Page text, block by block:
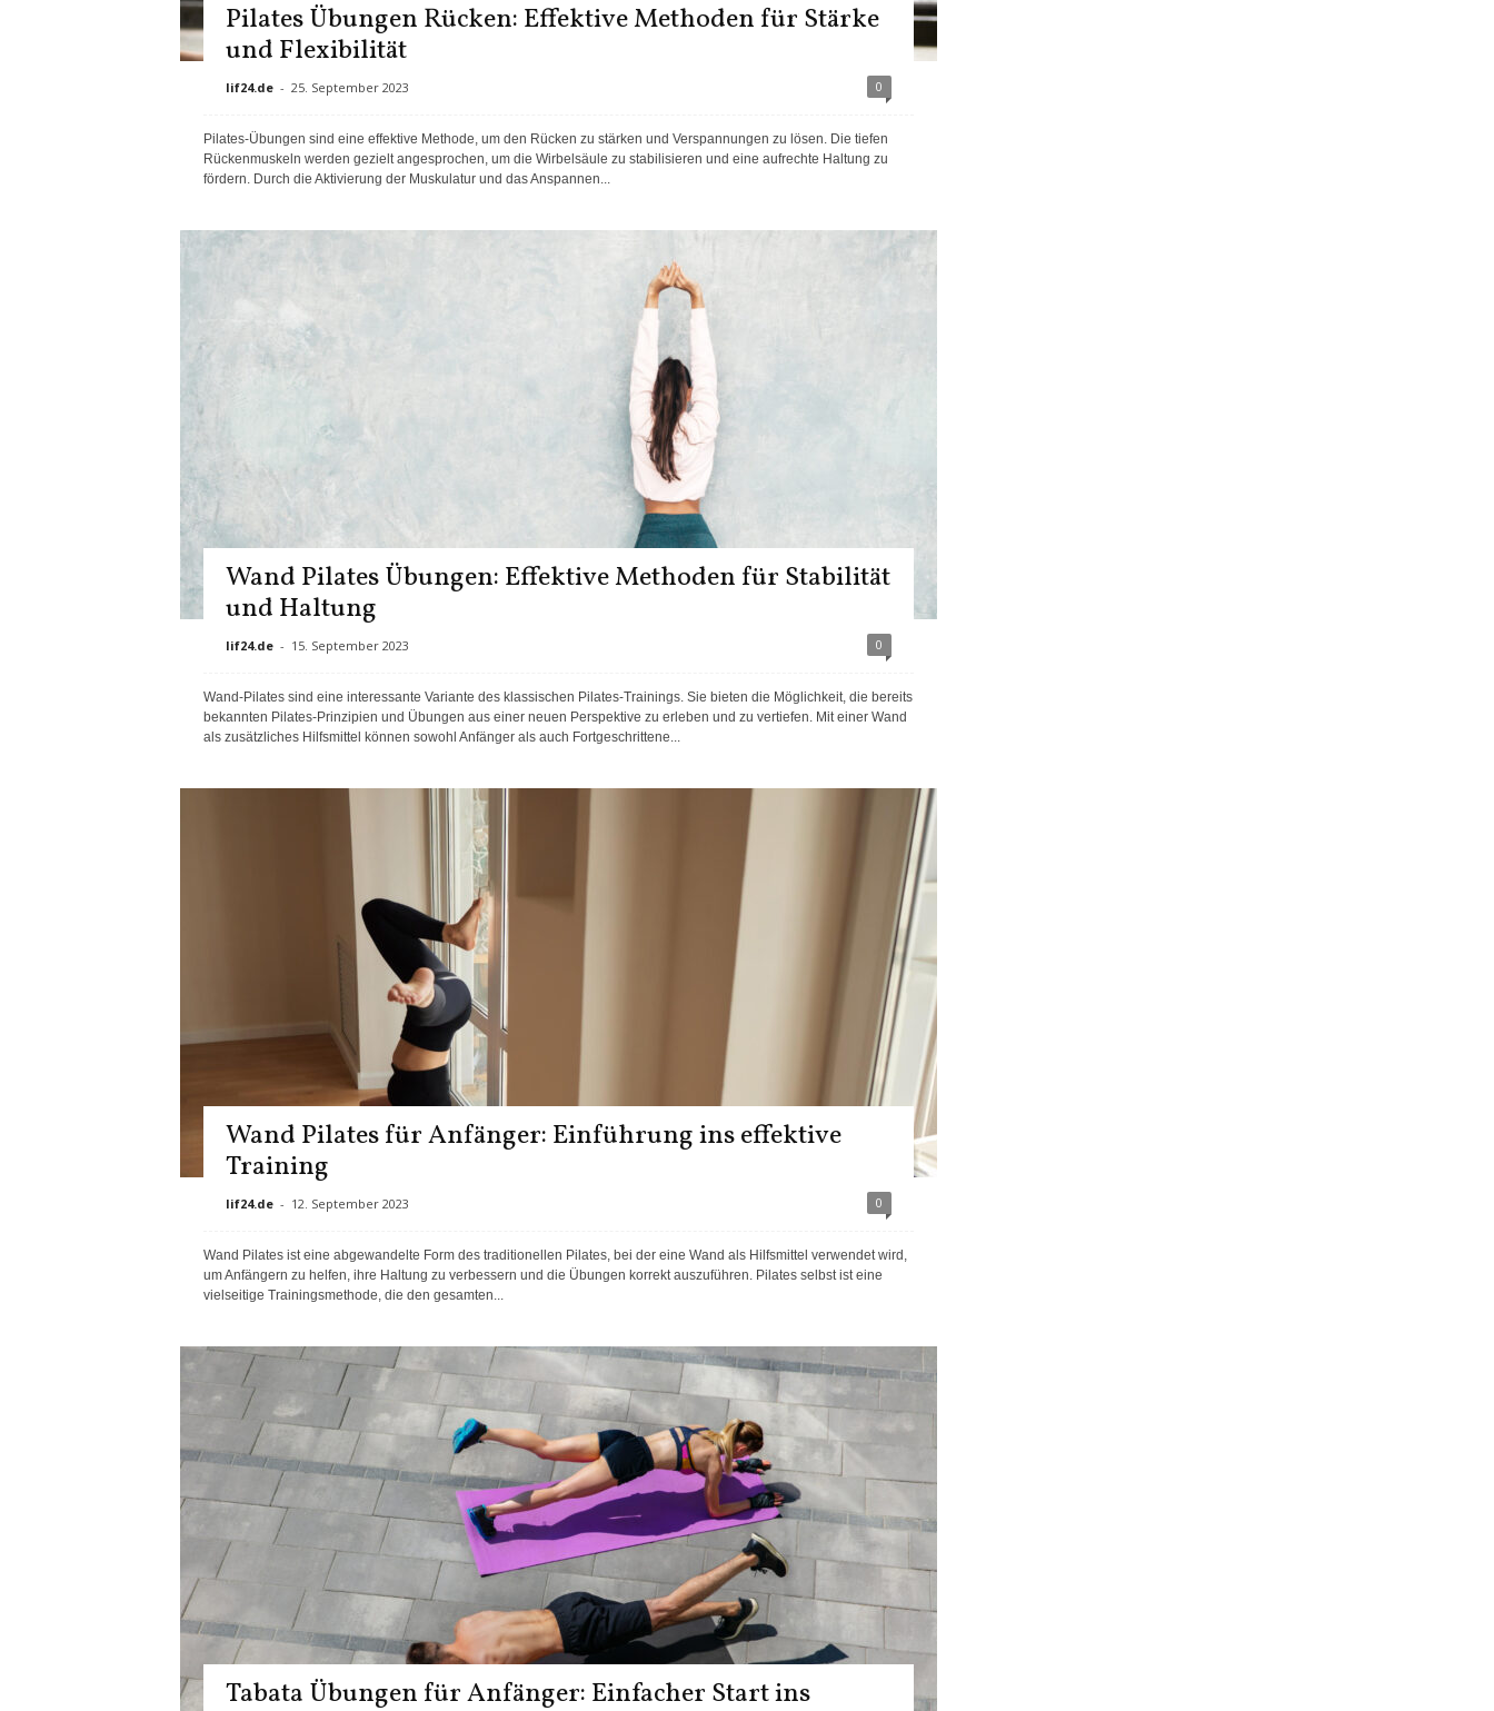
Pilates Übungen Rücken: Effektive Methoden für Stärke
und Flexibilität
lif24.de - 25. September 2023 0
Pilates-Übungen sind eine effektive Methode, um den Rücken zu stärken und Verspannungen zu lösen. Die tiefen
Rückenmuskeln werden gezielt angesprochen, um die Wirbelsäule zu stabilisieren und eine aufrechte Haltung zu
fördern. Durch die Aktivierung der Muskulatur und das Anspannen...
Wand Pilates Übungen: Effektive Methoden für Stabilität
und Haltung
lif24.de - 15. September 2023 0
Wand-Pilates sind eine interessante Variante des klassischen Pilates-Trainings. Sie bieten die Möglichkeit, die bereits
bekannten Pilates-Prinzipien und Übungen aus einer neuen Perspektive zu erleben und zu vertiefen. Mit einer Wand
als zusätzliches Hilfsmittel können sowohl Anfänger als auch Fortgeschrittene...
Wand Pilates für Anfänger: Einführung ins effektive
Training
lif24.de - 12. September 2023 0
Wand Pilates ist eine abgewandelte Form des traditionellen Pilates, bei der eine Wand als Hilfsmittel verwendet wird,
um Anfängern zu helfen, ihre Haltung zu verbessern und die Übungen korrekt auszuführen. Pilates selbst ist eine
vielseitige Trainingsmethode, die den gesamten...
Tabata Übungen für Anfänger: Einfacher Start ins